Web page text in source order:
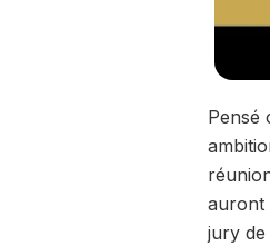
Pensé
auront
jury de